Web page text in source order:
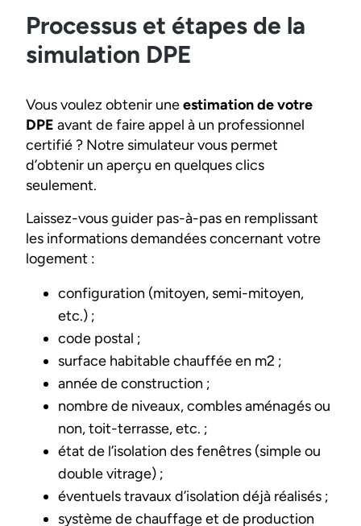
Processus et étapes de la
simulation DPE
Vous voulez obtenir uneestimation de votre
DPE avant de faire appel à un professionnel
certifié ? Notre simulateur vous permet
d’obtenir un aperçu en quelques clics
seulement.
Laissez-vous guider pas-à-pas en remplissant
les informations demandées concernant votre
logement :
configuration (mitoyen, semi-mitoyen,
etc.) ;
code postal ;
surface habitable chauffée en m2 ;
année de construction ;
nombre de niveaux, combles aménagés ou
non, toit-terrasse, etc. ;
état de l’isolation des fenêtres (simple ou
double vitrage) ;
éventuels travaux d’isolation déjà réalisés ;
système de chauffage et de production